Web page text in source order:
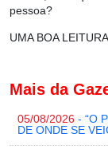
pessoa?
UMA BOA
Mais da
05/08/2026 - “O
DE ONDE SE